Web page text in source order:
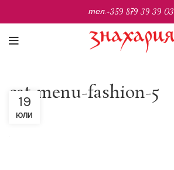
cat-menu-fashion-5
19
ЮЛИ
тел.+359 879 39 39 03